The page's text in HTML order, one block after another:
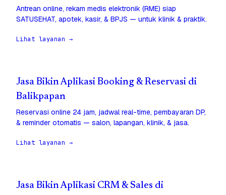
Antrean online, rekam medis elektronik (RME) siap
SATUSEHAT, apotek, kasir, & BPJS — untuk klinik & praktik.
Lihat layanan →
Jasa Bikin Aplikasi Booking & Reservasi di
Balikpapan
Reservasi online 24 jam, jadwal real-time, pembayaran DP,
& reminder otomatis — salon, lapangan, klinik, & jasa.
Lihat layanan →
Jasa Bikin Aplikasi CRM & Sales di